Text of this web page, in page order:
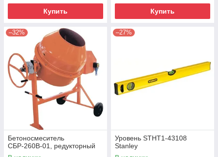
Купить Купить
–32%
Бетоносмеситель
СБР-260В-01, редукторный
–27%
Уровень STHT1-43108
Stanley